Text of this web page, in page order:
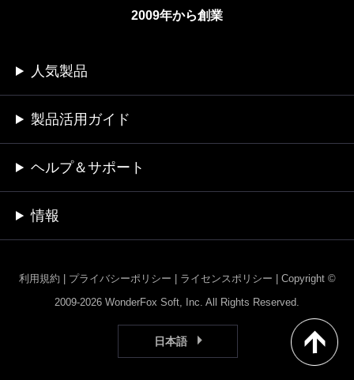
2009年から創業
人気製品
製品活用ガイド
ヘルプ＆サポート
情報
利用規約 プライバシーポリシー ライセンスポリシー
Copyright ©
2009-2026 WonderFox Soft, Inc. All Rights Reserved.
日本語